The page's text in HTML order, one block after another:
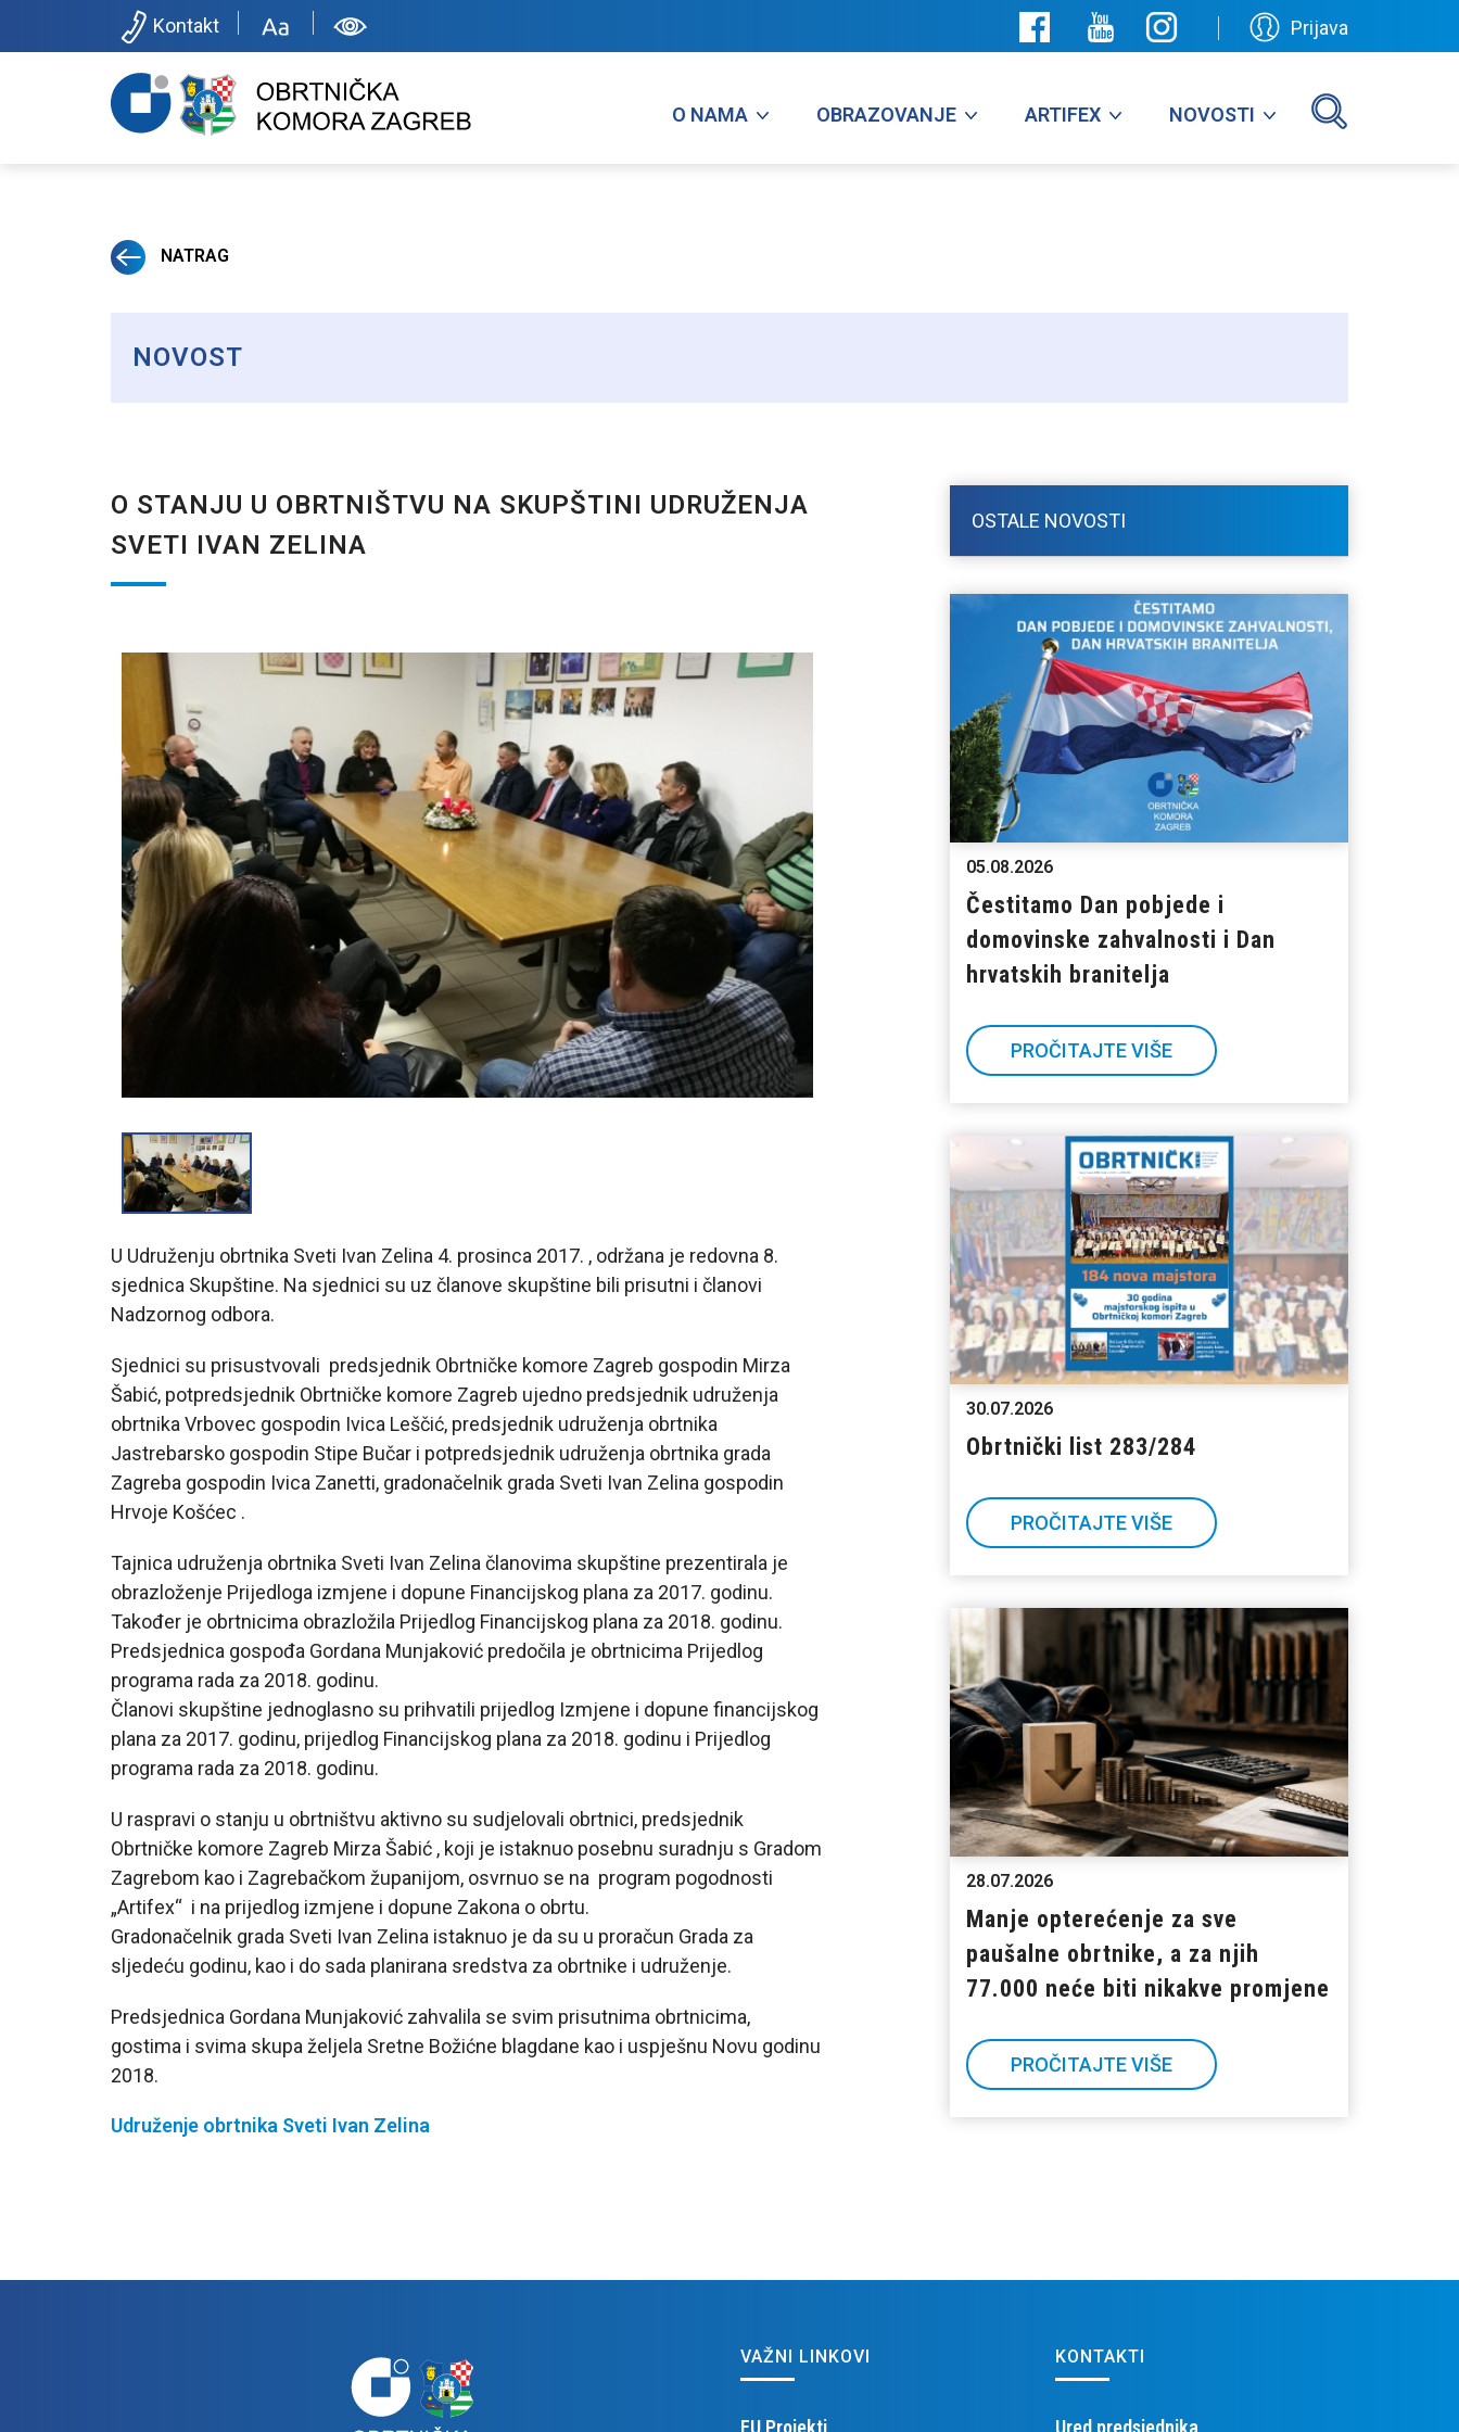
Kontakt Prijava
O NAMA OBRAZOVANJE ARTIFEX NOVOSTI
NATRAG
NOVOST
O STANJU U OBRTNIŠTVU NA SKUPŠTINI UDRUŽENJA
SVETI IVAN ZELINA
U Udruženju obrtnika Sveti Ivan Zelina 4. prosinca 2017. , održana je redovna 8.
sjednica Skupštine. Na sjednici su uz članove skupštine bili prisutni i članovi
Nadzornog odbora.
Sjednici su prisustvovali predsjednik Obrtničke komore Zagreb gospodin Mirza
Šabić, potpredsjednik Obrtničke komore Zagreb ujedno predsjednik udruženja
obrtnika Vrbovec gospodin Ivica Leščić, predsjednik udruženja obrtnika
Jastrebarsko gospodin Stipe Bučar i potpredsjednik udruženja obrtnika grada
Zagreba gospodin Ivica Zanetti, gradonačelnik grada Sveti Ivan Zelina gospodin
Hrvoje Košćec .
Tajnica udruženja obrtnika Sveti Ivan Zelina članovima skupštine prezentirala je
obrazloženje Prijedloga izmjene i dopune Financijskog plana za 2017. godinu.
Također je obrtnicima obrazložila Prijedlog Financijskog plana za 2018. godinu.
Predsjednica gospođa Gordana Munjaković predočila je obrtnicima Prijedlog
programa rada za 2018. godinu.
Članovi skupštine jednoglasno su prihvatili prijedlog Izmjene i dopune financijskog
plana za 2017. godinu, prijedlog Financijskog plana za 2018. godinu i Prijedlog
programa rada za 2018. godinu.
U raspravi o stanju u obrtništvu aktivno su sudjelovali obrtnici, predsjednik
Obrtničke komore Zagreb Mirza Šabić , koji je istaknuo posebnu suradnju s Gradom
Zagrebom kao i Zagrebačkom županijom, osvrnuo se na program pogodnosti
„Artifex“ i na prijedlog izmjene i dopune Zakona o obrtu.
Gradonačelnik grada Sveti Ivan Zelina istaknuo je da su u proračun Grada za
sljedeću godinu, kao i do sada planirana sredstva za obrtnike i udruženje.
Predsjednica Gordana Munjaković zahvalila se svim prisutnima obrtnicima,
gostima i svima skupa željela Sretne Božićne blagdane kao i uspješnu Novu godinu
2018.
Udruženje obrtnika Sveti Ivan Zelina
OSTALE NOVOSTI
05.08.2026
Čestitamo Dan pobjede i
domovinske zahvalnosti i Dan
hrvatskih branitelja
PROČITAJTE VIŠE
30.07.2026
Obrtnički list 283/284
PROČITAJTE VIŠE
28.07.2026
Manje opterećenje za sve
paušalne obrtnike, a za njih
77.000 neće biti nikakve promjene
PROČITAJTE VIŠE
VAŽNI LINKOVI
EU Projekti
KONTAKTI
Ured predsjednika